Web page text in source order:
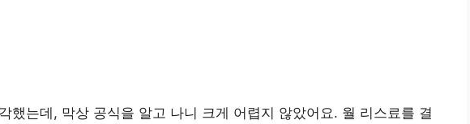
했는데, 막상 공식을 알고 나니 크게 어렵지 않았어요. 월 리스료를 결